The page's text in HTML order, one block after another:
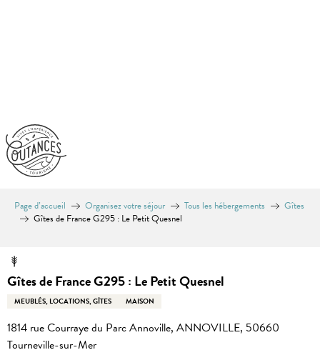
Page d’accueil Organisez votre séjour Tous les hébergements
Gîtes
Gîtes de France G295 : Le Petit Quesnel
Gîtes de France G295 : Le Petit Quesnel
MEUBLÉS, LOCATIONS, GÎTES MAISON
1814 rue Courraye du Parc Annoville, ANNOVILLE, 50660
Tourneville-sur-Mer